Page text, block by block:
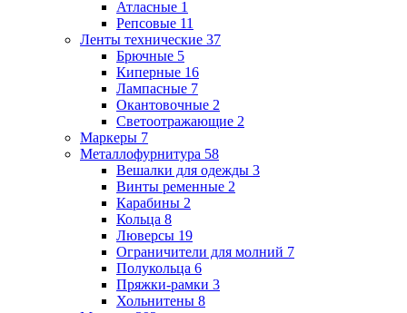
Атласные 1
Репсовые 11
Ленты технические 37
Брючные 5
Киперные 16
Лампасные 7
Окантовочные 2
Светоотражающие 2
Маркеры 7
Металлофурнитура 58
Вешалки для одежды 3
Винты ременные 2
Карабины 2
Кольца 8
Люверсы 19
Ограничители для молний 7
Полукольца 6
Пряжки-рамки 3
Хольнитены 8